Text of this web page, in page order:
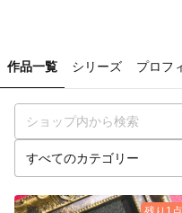
作品一覧 シリーズ プロフ